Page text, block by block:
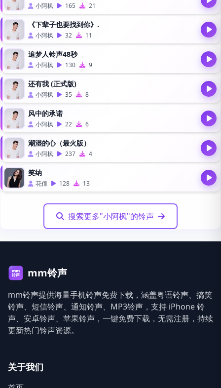
小阿枫 165 21
《下辈子也要找到你》.
小阿枫 32 11
追梦人铃声48秒
小阿枫 130 9
还有我 (正式版)
小阿枫 35 8
风中的承诺
小阿枫 22 6
潮湿的心（最火版）
小阿枫 237 4
笑纳
花僮 128 13
搜索更多"小阿枫"的铃声
mm铃声
mm铃声提供海量手机铃声免费下载，涵盖粤语铃声、搞笑
铃声、短信铃声、通知铃声、MP3铃声，支持 iPhone 铃
声、安卓铃声、苹果铃声，一键免费下载，无需注册，持续
更新热门铃声资源。
关于我们